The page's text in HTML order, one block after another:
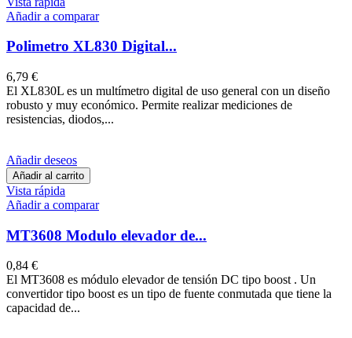
Añadir a comparar
Polimetro XL830 Digital...
6,79 €
El XL830L es un multímetro digital de uso general con un diseño
robusto y muy económico. Permite realizar mediciones de
resistencias, diodos,...
Añadir deseos
Añadir al carrito
Vista rápida
Añadir a comparar
MT3608 Modulo elevador de...
0,84 €
El MT3608 es módulo elevador de tensión DC tipo boost . Un
convertidor tipo boost es un tipo de fuente conmutada que tiene la
capacidad de...